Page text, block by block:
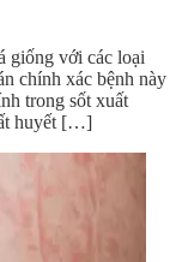
giống với các loại
chính xác bệnh này
trong sốt xuất
huyết […]